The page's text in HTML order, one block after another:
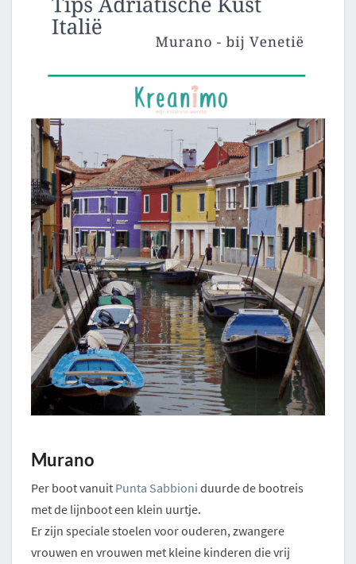
Murano
Per boot vanuit Punta Sabbioni duurde de bootreis
met de lijnboot een klein uurtje.
Er zijn speciale stoelen voor ouderen, zwangere
vrouwen en vrouwen met kleine kinderen die vrij